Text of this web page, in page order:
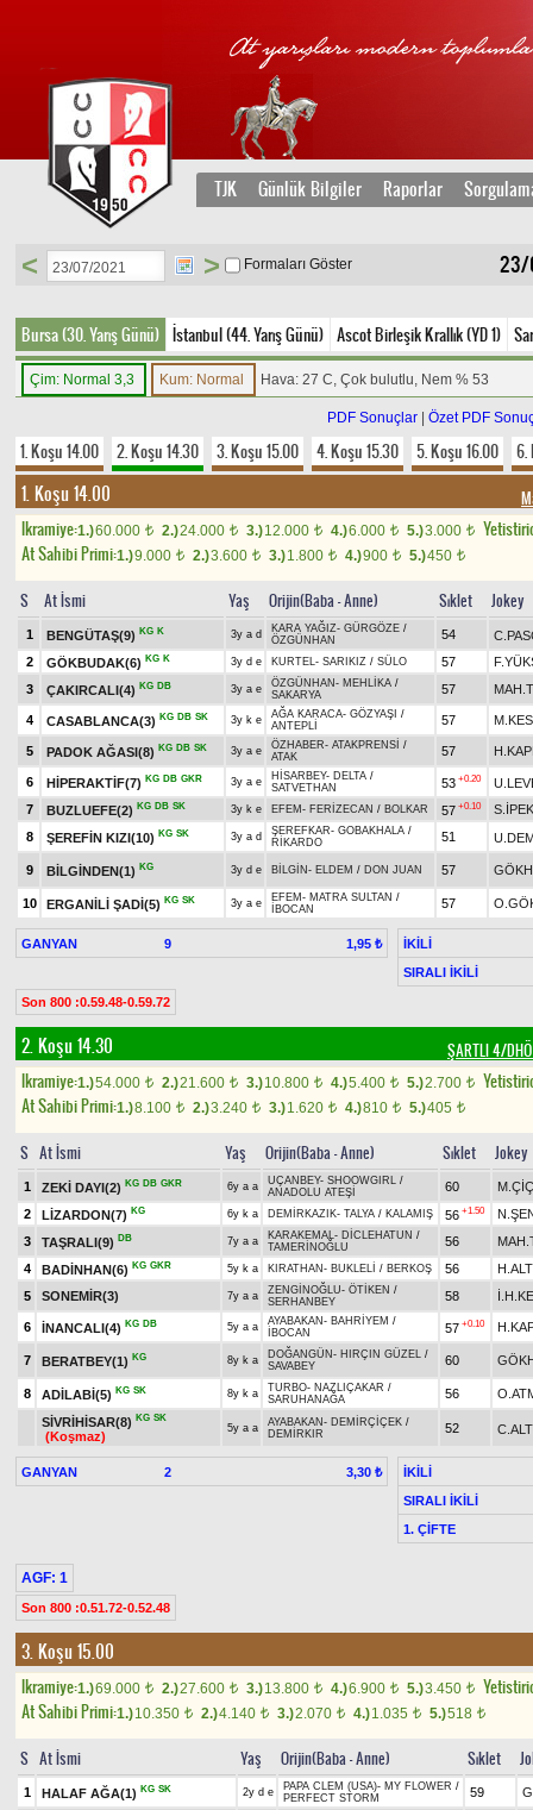
TJK Günlük Bilgiler Raporlar
23/
< > Formaları Göster
Bursa (30. Yarış Günü) İstanbul (44. Yarış Günü) Ascot Birleşik Krallık (YD 1)
Çim: Normal 3,3 Kum: Normal Hava: 27 C, Çok bulutlu, Nem % 53
PDF Sonuçlar Özet PDF
1. Koşu 14.00 2. Koşu 14.30 3. Koşu 15.00 4. Koşu 15.30 5. Koşu 16.00 6.
1. Koşu 14.00
Ikramiye:1.)60.000 t 2.)24.000 t 3.)12.000 t 4.)6.000 t 5.)3.000 t
At Sahibi Primi:1.)9.000 t 2.)3.600 t 3.)1.800 t 4.)900 t 5.)450 t
S At İsmi Yaş Orijin(Baba - Anne) Sıklet Jokey
1 BENGÜTAŞ(9) KG K 3y a d KARA YAĞIZ- GÜRGÖZE /
ÖZGÜNHAN
54
2
GÖKBUDAK(6) KG K 3y d e KURTEL- SARIKIZ / SÜLO 57
3
ÇAKIRCALI(4) KG DB 3y a e ÖZGÜNHAN - MEHLİKA /
SAKARYA
57
4 CASABLANCA(3) KG DB SK 3y k e AĞA KARACA- GÖZYAŞI /
ANTEPLİ
57
5 PADOK AĞASI(8) KG DB SK 3y a e ÖZHABER- ATAKPRENSİ /
ATAK
57
6 HİPERAKTİF(7) KG DB GKR 3y a e HİSARBEY- DELTA /
SATVETHAN
53 +0.20
7
BUZLUEFE(2) KG DB SK 3y k e EFEM - FERİZECAN / BOLKAR 57 +0.10
S.İPEK
8
ŞEREFİN KIZI(10) KG SK 3y a d ŞEREFKAR- GOBAKHALA /
RİKARDO
51
9 BİLGİNDEN(1) KG 3y d e BİLGİN - ELDEM / DON JUAN 57
10 ERGANİLİ ŞADİ(5) KG SK 3y a e EFEM - MATRA SULTAN /
İBOCAN
57
GANYAN 9 1,95 ₺
İKİLİ
SIRALI İKİLİ
Son 800 :0.59.48-0.59.72
2. Koşu 14.30 ŞARTLI 4/
Ikramiye:1.)54.000 t 2.)21.600 t 3.)10.800 t 4.)5.400 t 5.)2.700 t
At Sahibi Primi:1.)8.100 t 2.)3.240 t 3.)1.620 t 4.)810 t 5.)405 t
S At İsmi Yaş Orijin(Baba - Anne) Sıklet Jokey
1 ZEKİ DAYI(2) KG DB GKR 6y a a UÇANBEY- SHOOWGIRL /
ANADOLU ATEŞİ
60
2
LİZARDON(7) KG 6y k a DEMİRKAZIK- TALYA / KALAMIŞ 56 +1.50
3
TAŞRALI(9) DB 7y a a KARAKEMAL- DİCLEHATUN /
TAMERİNOĞLU
56
4
BADİNHAN(6) KG GKR 5y k a KIRATHAN - BUKLELİ / BERKOŞ 56
5
SONEMİR(3) 7y a a ZENGİNOĞLU- ÖTİKEN /
SERHANBEY
58
6 İNANCALI(4) KG DB 5y a a AYABAKAN - BAHRİYEM /
İBOCAN
57 +0.10
7 BERATBEY(1) KG 8y k a DOĞANGÜN - HIRÇIN GÜZEL /
SAVABEY
60
8 ADİLABİ(5) KG SK 8y k a TURBO- NAZLIÇAKAR /
SARUHANAĞA
56
SİVRİHİSAR(8) KG SK
(Koşmaz)
5y a a AYABAKAN - DEMİRÇİÇEK /
DEMİRKIR
52
GANYAN 2 3,30 ₺
İKİLİ
SIRALI İKİLİ
1. ÇİFTE
AGF: 1
Son 800 :0.51.72-0.52.48
3. Koşu 15.00
Ikramiye:1.)69.000 t 2.)27.600 t 3.)13.800 t 4.)6.900 t 5.)3.450 t
At Sahibi Primi:1.)10.350 t 2.)4.140 t 3.)2.070 t 4.)1.035 t 5.)518 t
S At İsmi Yaş Orijin(Baba - Anne) Sıklet
1 HALAF AĞA(1) KG SK 2y d e PAPA CLEM (USA)- MY FLOWER /
PERFECT STORM
59